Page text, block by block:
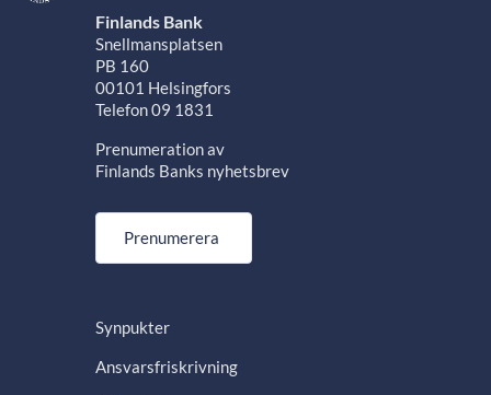
Finlands Bank
Snellmansplatsen
PB 160
00101 Helsingfors
Telefon 09 1831
Prenumeration av
Finlands Banks nyhetsbrev
Prenumerera
Synpukter
Ansvarsfriskrivning